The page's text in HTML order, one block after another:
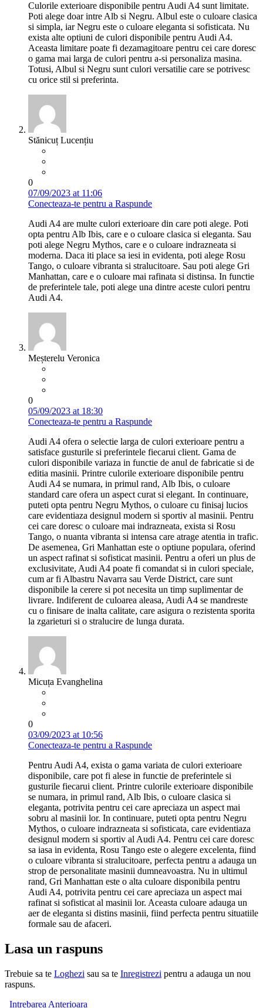
Culorile exterioare disponibile pentru Audi A4 sunt limitate.
Poti alege doar intre Alb si Negru. Albul este o culoare clasica
si simpla, iar Negru este o culoare eleganta si sofisticata. Nu
exista alte optiuni de culori disponibile pentru Audi A4.
Aceasta limitare poate fi dezamagitoare pentru cei care doresc
o gama mai larga de culori pentru a-si personaliza masina.
Totusi, Albul si Negru sunt culori versatilie care se potrivesc
cu orice stil si preferinta.
Stănicuț Lucențiu
0
07/09/2023 at 11:06
Conecteaza-te pentru a Raspunde
Audi A4 are multe culori exterioare din care poti alege. Poti
opta pentru Alb Ibis, care e o culoare clasica si eleganta. Sau
poti alege Negru Mythos, care e o culoare indrazneata si
moderna. Daca iti place sa iesi in evidenta, poti alege Rosu
Tango, o culoare vibranta si stralucitoare. Sau poti alege Gri
Manhattan, care e o culoare mai rafinata si distinsa. In functie
de preferintele tale, poti alege una dintre aceste culori pentru
Audi A4.
Meșterelu Veronica
0
05/09/2023 at 18:30
Conecteaza-te pentru a Raspunde
Audi A4 ofera o selectie larga de culori exterioare pentru a
satisface gusturile si preferintele fiecarui client. Gama de
culori disponibile variaza in functie de anul de fabricatie si de
editia masinii. Printre culorile exterioare disponibile pentru
Audi A4 se numara, in primul rand, Alb Ibis, o culoare
standard care ofera un aspect curat si elegant. In continuare,
puteti opta pentru Negru Mythos, o culoare cu finisaj lucios
care evidentiaza designul modern si sportiv al masinii. Pentru
cei care doresc o culoare mai indrazneata, exista si Rosu
Tango, o nuanta vibranta si intensa care atrage atentia in trafic.
De asemenea, Gri Manhattan este o optiune populara, oferind
un aspect rafinat si sofisticat masinii. Pentru a oferi un plus de
exclusivitate, Audi A4 poate fi comandat si in culori speciale,
cum ar fi Albastru Navarra sau Verde District, care sunt
disponibile la cerere si pot necesita un timp suplimentar de
livrare. Indiferent de culoarea aleasa, Audi A4 se mandreste
cu o finisare de inalta calitate, care asigura o rezistenta sporita
la zgarieturi si o stralucire de lunga durata.
Micuța Evanghelina
0
03/09/2023 at 10:56
Conecteaza-te pentru a Raspunde
Pentru Audi A4, exista o gama variata de culori exterioare
disponibile, care pot fi alese in functie de preferintele si
gusturile fiecarui client. Printre culorile exterioare disponibile
se numara, in primul rand, Alb Ibis, o culoare clasica si
eleganta, potrivita pentru cei care apreciaza un aspect mai
sobru al masinii lor. In continuare, puteti opta pentru Negru
Mythos, o culoare indrazneata si sofisticata, care evidentiaza
designul modern si sportiv al Audi A4. Pentru cei care doresc
sa iasa in evidenta, Rosu Tango este o alegere excelenta, fiind
o culoare vibranta si stralucitoare, perfecta pentru a adauga un
strop de personalitate masinii dumneavoastra. Nu in ultimul
rand, Gri Manhattan este o alta culoare disponibila pentru
Audi A4, potrivita pentru cei care apreciaza un aspect mai
rafinat si sofisticat al masinii lor. Aceasta culoare adauga un
aer de eleganta si distins masinii, fiind perfecta pentru situatiile
formale sau de afaceri.
Lasa un raspuns
Trebuie sa te Loghezi sau sa te Inregistrezi pentru a adauga un nou
raspuns.
Intrebarea Anterioara